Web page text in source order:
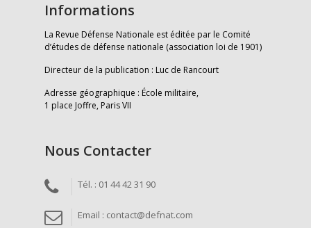
Informations
La Revue Défense Nationale est éditée par le Comité
d’études de défense nationale (association loi de 1901)
Directeur de la publication : Luc de Rancourt
Adresse géographique : École militaire,
1 place Joffre, Paris VII
Nous Contacter
Tél. : 01 44 42 31 90
Email : contact@defnat.com